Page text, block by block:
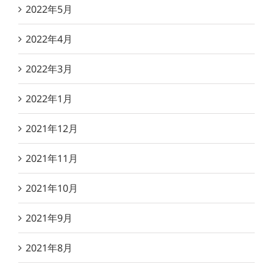
2022年5月
2022年4月
2022年3月
2022年1月
2021年12月
2021年11月
2021年10月
2021年9月
2021年8月